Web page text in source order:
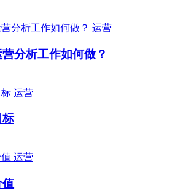
运营
分析工作如何做？
运营
标
运营
值